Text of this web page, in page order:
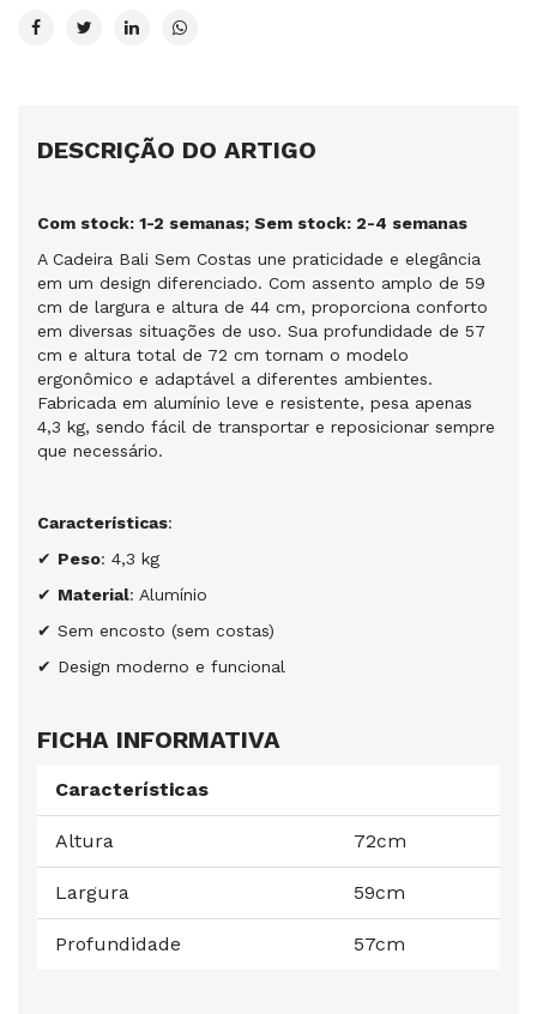
DESCRIÇÃO DO ARTIGO
Com stock: 1-2 semanas; Sem stock: 2-4 semanas
A Cadeira Bali Sem Costas une praticidade e elegância
em um design diferenciado. Com assento amplo de 59
cm de largura e altura de 44 cm, proporciona conforto
em diversas situações de uso. Sua profundidade de 57
cm e altura total de 72 cm tornam o modelo
ergonômico e adaptável a diferentes ambientes.
Fabricada em alumínio leve e resistente, pesa apenas
4,3 kg, sendo fácil de transportar e reposicionar sempre
que necessário.
Características:
✔ Peso: 4,3 kg
✔ Material: Alumínio
✔ Sem encosto (sem costas)
✔ Design moderno e funcional
FICHA INFORMATIVA
Características
Altura 72cm
Largura 59cm
Profundidade 57cm